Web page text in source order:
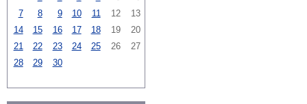
7
8 9 10 11 12
13
14
15 16 17 18 19
20
21
22 23 24 25 26
27
28
29 30